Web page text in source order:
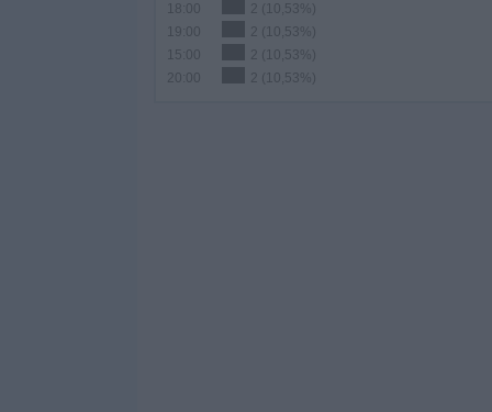
18:00
2 (10,53%)
19:00
2 (10,53%)
15:00
2 (10,53%)
20:00
2 (10,53%)